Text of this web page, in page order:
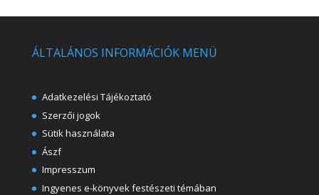
ÁLTALÁNOS INFORMÁCIÓK MENÜ
Adatkezelési Tájékoztató
Szerzői jogok
Sütik használata
Ászf
Impresszum
Ingyenes e-könyvek festészeti témában